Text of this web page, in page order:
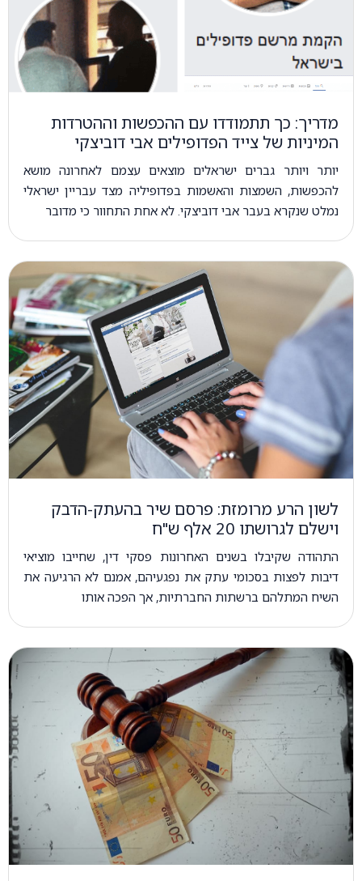
מדריך: כך תתמודדו עם ההכפשות וההטרדות
המיניות של צייד הפדופילים אבי דוביצקי
יותר ויותר גברים ישראלים מוצאים עצמם לאחרונה מושא
להכפשות, השמצות והאשמות בפדופיליה מצד עבריין ישראלי
נמלט שנקרא בעבר אבי דוביצקי. לא אחת התחוור כי מדובר
לשון הרע מרומזת: פרסם שיר בהעתק-הדבק
וישלם לגרושתו 20 אלף ש"ח
התהודה שקיבלו בשנים האחרונות פסקי דין, שחייבו מוציאי
דיבות לפצות בסכומי עתק את נפגעיהם, אמנם לא הרגיעה את
השיח המתלהם ברשתות החברתיות, אך הפכה אותו